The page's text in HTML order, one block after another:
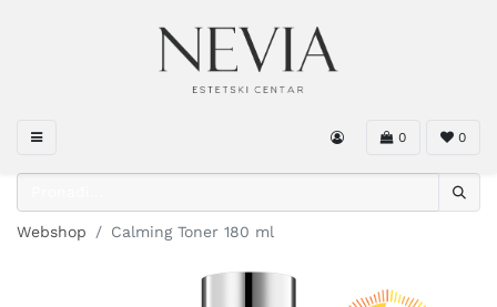
0 0
Webshop Calming Toner 180 ml